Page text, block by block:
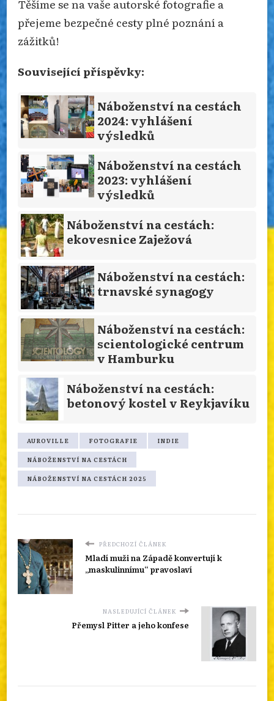
Těšíme se na vaše autorské fotografie a
přejeme bezpečné cesty plné poznání a
zážitků!
Související příspěvky:
Náboženství na cestách
2024: vyhlášení
výsledků
Náboženství na cestách
2023: vyhlášení
výsledků
Náboženství na cestách:
ekovesnice Zaježová
Náboženství na cestách:
trnavské synagogy
Náboženství na cestách:
scientologické centrum
v Hamburku
Náboženství na cestách:
betonový kostel v Reykjavíku
AUROVILLE FOTOGRAFIE INDIE
NÁBOŽENSTVÍ NA CESTÁCH
NÁBOŽENSTVÍ NA CESTÁCH 2025
PŘEDCHOZÍ ČLÁNEK
Mladí muži na Západě konvertují k
„maskulinnímu“ pravoslaví
NASLEDUJÍCÍ ČLÁNEK
Přemysl Pitter a jeho konfese